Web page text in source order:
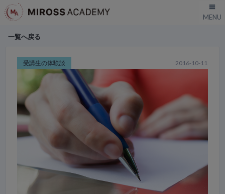
一覧へ戻る
2016-10-11
受講生の体験談